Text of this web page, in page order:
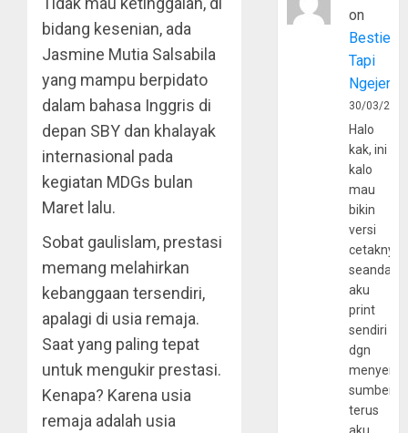
bidang kesenian, ada
Jasmine Mutia Salsabila
yang mampu berpidato
dalam bahasa Inggris di
depan SBY dan khalayak
internasional pada
kegiatan MDGs bulan
Maret lalu.
Sobat gaulislam, prestasi
memang melahirkan
kebanggaan tersendiri,
apalagi di usia remaja.
Saat yang paling tepat
untuk mengukir prestasi.
Kenapa? Karena usia
remaja adalah usia
on
Bestie
Tapi
30/03/
Halo
kak, ini
kalo
mau
bikin
versi
cetaknya
aku
print
sendiri
dgn
sumber
terus